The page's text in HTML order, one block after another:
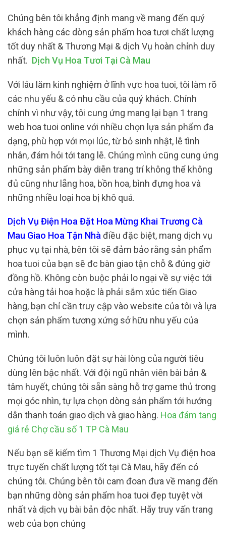
Chúng bên tôi khẳng định mang về mang đến quý
khách hàng các dòng sản phẩm hoa tươi chất lượng
tốt duy nhất & Thương Mại & dịch Vụ hoàn chỉnh duy
nhất. Dịch Vụ Hoa Tươi Tại Cà Mau
Với lâu lăm kinh nghiệm ở lĩnh vực hoa tuoi, tôi làm rõ
các nhu yếu & có nhu cầu của quý khách. Chính
chính vì như vậy, tôi cung ứng mang lại bạn 1 trang
web hoa tuoi online với nhiều chọn lựa sản phẩm đa
dạng, phù hợp với mọi lúc, từ bỏ sinh nhật, lễ tình
nhân, đám hỏi tới tang lễ. Chúng mình cũng cung ứng
những sản phẩm bày diễn trang trí không thể không
đủ cũng như lẵng hoa, bồn hoa, bình đựng hoa và
những nhiều loại hoa bị khô quá.
Dịch Vụ Điện Hoa Đặt Hoa Mừng Khai Trương Cà
Mau Giao Hoa Tận Nhà điều đặc biệt, mang dịch vụ
phục vụ tại nhà, bên tôi sẽ đảm bảo rằng sản phẩm
hoa tuoi của bạn sẽ đc bàn giao tận chỗ & đúng giờ
đồng hồ. Không còn buộc phải lo ngại về sự việc tới
cửa hàng tải hoa hoặc là phải sắm xúc tiến Giao
hàng, bạn chỉ cần truy cập vào website của tôi và lựa
chọn sản phẩm tương xứng sở hữu nhu yếu của
mình.
Chúng tôi luôn luôn đặt sự hài lòng của người tiêu
dùng lên bậc nhất. Với đội ngũ nhân viên bài bản &
tâm huyết, chúng tôi sẵn sàng hỗ trợ game thủ trong
mọi góc nhìn, tự lựa chọn dòng sản phẩm tới hướng
dẫn thanh toán giao dịch và giao hàng. Hoa đám tang
giá rẻ Chợ cầu số 1 TP Cà Mau
Nếu bạn sẽ kiếm tìm 1 Thương Mại dịch Vụ điện hoa
trực tuyến chất lượng tốt tại Cà Mau, hãy đến có
chúng tôi. Chúng bên tôi cam đoan đưa về mang đến
bạn những dòng sản phẩm hoa tuoi đẹp tuyệt vời
nhất và dịch vụ bài bản độc nhất. Hãy truy vấn trang
web của bọn chúng